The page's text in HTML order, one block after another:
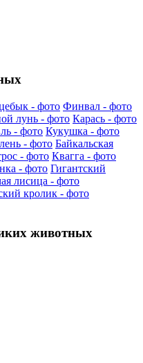
- фото Финвал - фото
лунь - фото Карась - фото
- фото Кукушка - фото
- фото Байкальская
- фото Квагга - фото
- фото Гигантский
лисица - фото
кролик - фото
животных